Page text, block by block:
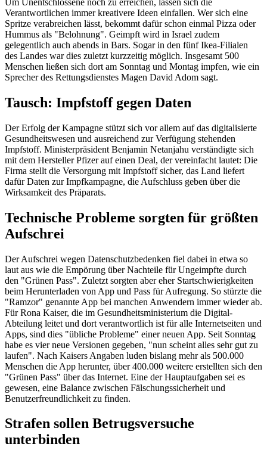
Verantwortlichen immer kreativere Ideen einfallen. Wer sich eine
Spritze verabreichen lässt, bekommt dafür schon einmal Pizza oder
Hummus als "Belohnung". Geimpft wird in Israel zudem
gelegentlich auch abends in Bars. Sogar in den fünf Ikea-Filialen
des Landes war dies zuletzt kurzzeitig möglich. Insgesamt 500
Menschen ließen sich dort am Sonntag und Montag impfen, wie ein
Sprecher des Rettungsdienstes Magen David Adom sagt.
Tausch: Impfstoff gegen Daten
Der Erfolg der Kampagne stützt sich vor allem auf das digitalisierte
Gesundheitswesen und ausreichend zur Verfügung stehenden
Impfstoff. Ministerpräsident Benjamin Netanjahu verständigte sich
mit dem Hersteller Pfizer auf einen Deal, der vereinfacht lautet: Die
Firma stellt die Versorgung mit Impfstoff sicher, das Land liefert
dafür Daten zur Impfkampagne, die Aufschluss geben über die
Wirksamkeit des Präparats.
Technische Probleme sorgten für größten
Aufschrei
Der Aufschrei wegen Datenschutzbedenken fiel dabei in etwa so
laut aus wie die Empörung über Nachteile für Ungeimpfte durch
den "Grünen Pass". Zuletzt sorgten aber eher Startschwierigkeiten
beim Herunterladen von App und Pass für Aufregung. So stürzte die
"Ramzor" genannte App bei manchen Anwendern immer wieder ab.
Für Rona Kaiser, die im Gesundheitsministerium die Digital-
Abteilung leitet und dort verantwortlich ist für alle Internetseiten und
Apps, sind dies "übliche Probleme" einer neuen App. Seit Sonntag
habe es vier neue Versionen gegeben, "nun scheint alles sehr gut zu
laufen". Nach Kaisers Angaben luden bislang mehr als 500.000
Menschen die App herunter, über 400.000 weitere erstellten sich den
"Grünen Pass" über das Internet. Eine der Hauptaufgaben sei es
gewesen, eine Balance zwischen Fälschungssicherheit und
Benutzerfreundlichkeit zu finden.
Strafen sollen Betrugsversuche
unterbinden